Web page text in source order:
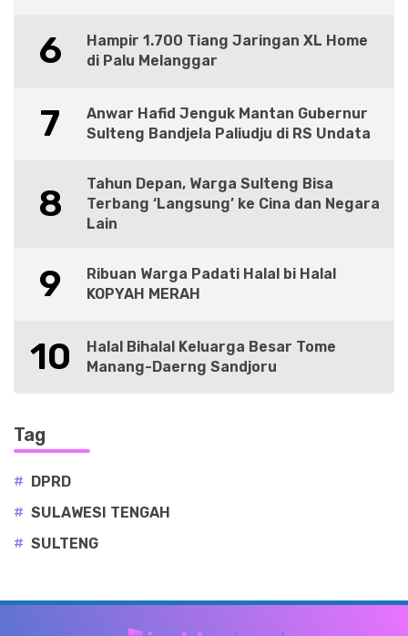
6
Hampir 1.700 Tiang Jaringan XL Home
di Palu Melanggar
7
Anwar Hafid Jenguk Mantan Gubernur
Sulteng Bandjela Paliudju di RS Undata
8
Tahun Depan, Warga Sulteng Bisa
Terbang ‘Langsung’ ke Cina dan Negara
Lain
9
Ribuan Warga Padati Halal bi Halal
KOPYAH MERAH
10
Halal Bihalal Keluarga Besar Tome
Manang-Daerng Sandjoru
Tag
# DPRD
# SULAWESI TENGAH
# SULTENG